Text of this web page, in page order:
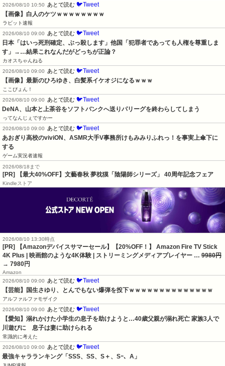
2026/08/10 10:50
あとで読む 🐦Tweet
【画像】白人のケツｗｗｗｗｗｗｗｗ
ラビット速報
2026/08/10 09:00
あとで読む 🐦Tweet
日本「はいっ死刑確定、ぶっ殺します」他国「犯罪者であっても人権を尊重しま
す」→…結果これなんだがどっちが正論？
カオスちゃんねる
2026/08/10 09:00
あとで読む 🐦Tweet
【画像】最新のひろゆき、白髪系イケオジになるｗｗｗ
ここぴょん！
2026/08/10 09:00
あとで読む 🐦Tweet
DeNA、山本と上茶谷をソフトバンクへ送りパリーグを終わらしてしまう
ってなんじぇですかー
2026/08/10 09:00
あとで読む 🐦Tweet
あおぎり高校のviviON、ASMR大手V事務所けもみみりふれっ！を事実上傘下に
する
ゲーム実況者速報
2026/08/18まで
[PR] 【最大40%OFF】文藝春秋 夢枕獏「陰陽師シリーズ」 40周年記念フェア
Kindleストア
2026/08/10 13:30時点
[PR] 【Amazonデバイスサマーセール】【20%OFF！】 Amazon Fire TV Stick
4K Plus | 映画館のような4K体験 | ストリーミングメディアプレイヤー … 9980円
→ 7980円
Amazon
2026/08/10 09:00
あとで読む 🐦Tweet
【芸能】国生さゆり、とんでもない爆弾を投下ｗｗｗｗｗｗｗｗｗｗｗｗｗｗ
アルファルファモザイク
2026/08/10 09:00
あとで読む 🐦Tweet
【愛知】溺れかけた小学生の息子を助けようと…40歳父親が溺れ死亡 家族3人で
川遊びに　息子は妻に助けられる
常識的に考えた
2026/08/10 09:00
あとで読む 🐦Tweet
最強キャラランキング「SSS、SS、S＋、Sｰ、A」